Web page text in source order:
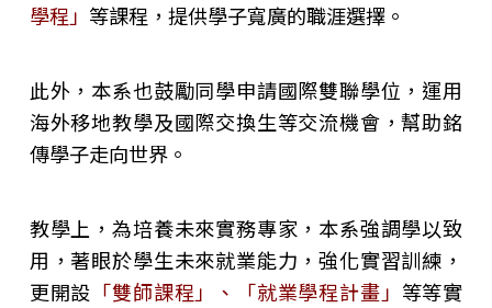
學程」 等課程，提供學子寬廣的職涯選擇。
此外，本系也鼓勵同學申請國際雙聯學位，運用
海外移地教學及國際交換生等交流機會，幫助銘
傳學子走向世界。
教學上，為培養未來實務專家，本系強調學以致
用，著眼於學生未來就業能力，強化實習訓練，
更開設 「雙師課程」、「就業學程計畫」 等等實